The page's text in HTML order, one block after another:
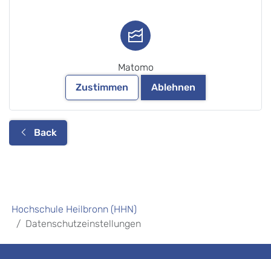
Matomo
Zustimmen
Ablehnen
Back
Hochschule Heilbronn (HHN)
Datenschutzeinstellungen